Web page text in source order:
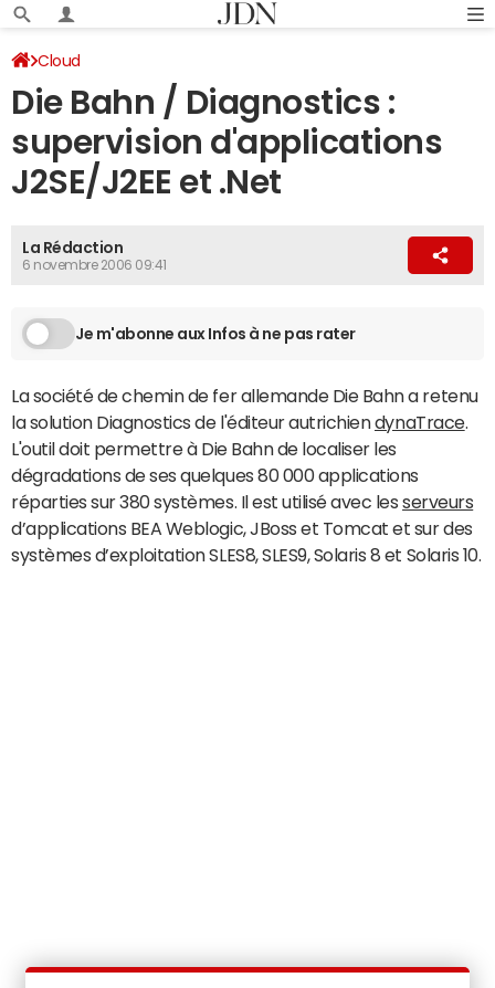
Cloud
Die Bahn / Diagnostics :
supervision d'applications
J2SE/J2EE et .Net
La Rédaction
6 novembre 2006 09:41
Je m'abonne aux Infos à ne pas rater
La société de chemin de fer allemande Die Bahn a retenu
la solution Diagnostics de l'éditeur autrichiendynaTrace.
L'outil doit permettre à Die Bahn de localiser les
dégradations de ses quelques 80 000 applications
réparties sur 380 systèmes. Il est utilisé avec lesserveurs
d’applications BEA Weblogic, JBoss et Tomcat et sur des
systèmes d’exploitation SLES8, SLES9, Solaris 8 et Solaris 10.